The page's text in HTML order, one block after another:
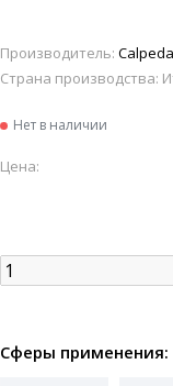
Производитель: Calpeda
Страна производства:
Нет в наличии
Цена:
Сферы применения: